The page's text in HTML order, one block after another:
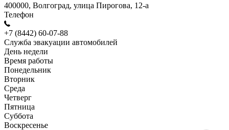
400000, Волгоград, улица Пирогова, 12-а
Телефон
+7 (8442) 60-07-88
Служба эвакуации автомобилей
День недели
Время работы
Понедельник
Вторник
Среда
Четверг
Пятница
Суббота
Воскресенье